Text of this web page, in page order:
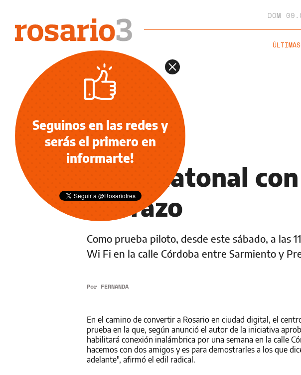
DOM
NOTICIAS
A la peatonal
el brazo
Como prueba piloto, desde este sábado, a las
Wi Fi en la calle Córdoba entre Sarmiento y
Por FERNANDA
En el camino de convertir a Rosario en ciudad digital, el
prueba en la que, según anunció el autor de la iniciativa
habilitará conexión inalámbrica por una semana en la calle
hacemos con dos amigos y es para demostrarles a los que
adelante", afirmó el edil radical.
Seguinos en las redes y
serás el primero en
informarte!